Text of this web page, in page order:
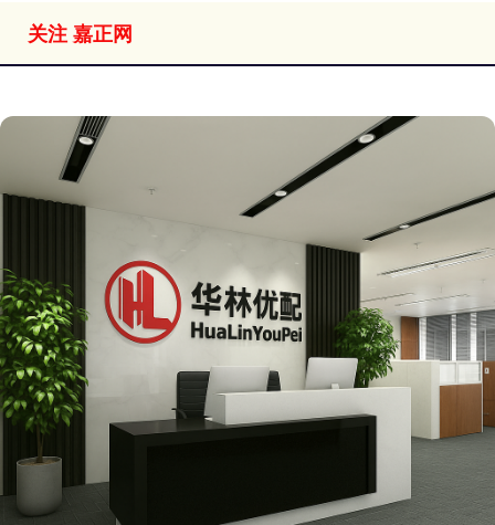
关注 嘉正网